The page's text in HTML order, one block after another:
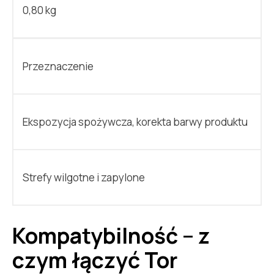
0,80 kg
Przeznaczenie
Ekspozycja spożywcza, korekta barwy produktu
Strefy wilgotne i zapylone
Kompatybilność – z
czym łączyć Tor